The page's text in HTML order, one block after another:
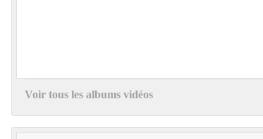
Voir tous les albums vidéos